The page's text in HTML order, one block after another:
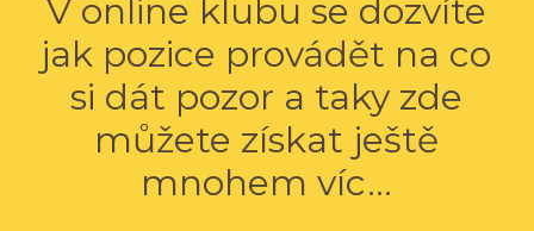
V online klubu se dozvíte
jak pozice provádět na co
si dát pozor a taky zde
můžete získat ještě
mnohem víc...